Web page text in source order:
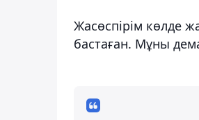
Жасөспірім көлде
бастаған. Мұны